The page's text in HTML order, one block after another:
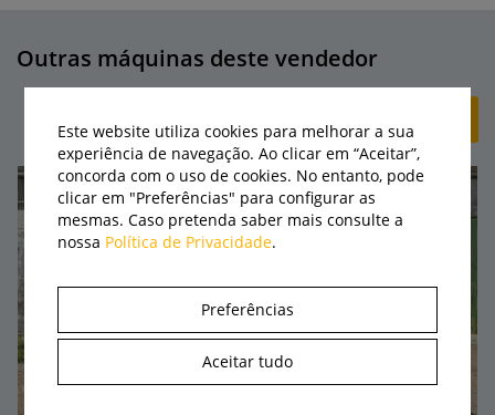
Outras máquinas deste vendedor
+ CRIAR ANÚNCIO
Este website utiliza cookies para melhorar a sua
experiência de navegação. Ao clicar em “Aceitar”,
concorda com o uso de cookies. No entanto, pode
clicar em "Preferências" para configurar as
mesmas. Caso pretenda saber mais consulte a
nossa Política de Privacidade.
Preferências
Aceitar tudo